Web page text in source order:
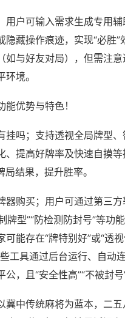
用户可输入需求生成专用辅
隐藏操作痕迹，实现“必胜”
如与好友对局），但需注
境。
优势与特色！
挂吗；支持透视全局牌型
、提高好牌率及快速自摸
结果，提升胜率。
器购买；用户可通过第三
牌型”“防检测防封号”等功
可能存在“牌特别好”或“透
工具通过后台运行、自动
，且“安全性高”“不被封号”
冀中传统麻将为蓝本，二五